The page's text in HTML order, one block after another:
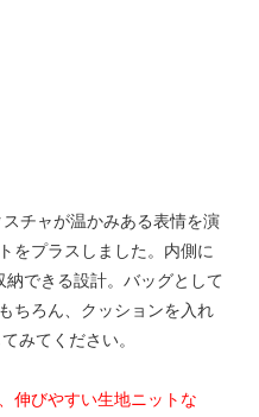
チャが温かみある表情を演
をプラスしました。内側に
できる設計。バッグとして
ちろん、クッションを入れ
みてください。
伸びやすい生地ニットな